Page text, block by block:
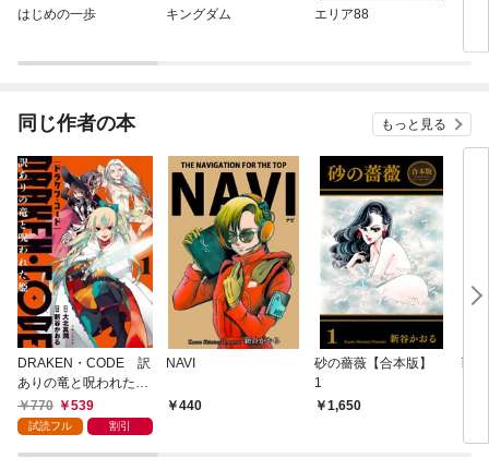
はじめの一歩 キングダム エリア88
同じ作者の本 もっと見る
DRAKEN・CODE 訳
ありの竜と呪われた姫
（コミック）【電子版
特典付】１
770 539
試読フル 割引
NAVI
440
砂の薔薇【合本版】
1
1,650
戦